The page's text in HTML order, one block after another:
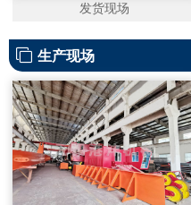
发货现场
生产现场